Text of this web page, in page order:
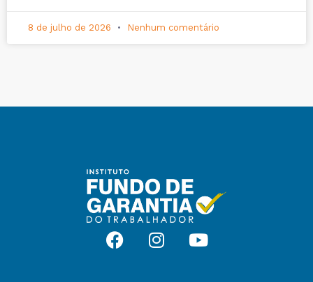
8 de julho de 2026 Nenhum comentário